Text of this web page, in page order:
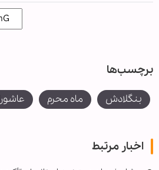
برچسب‌ها
بنگلادش ماه محرم
اخبار مرتبط